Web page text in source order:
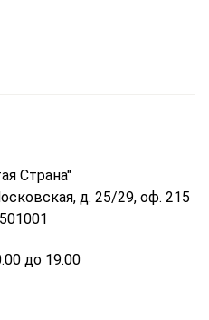
Страна"
д. 25/29, оф. 215
до 19.00